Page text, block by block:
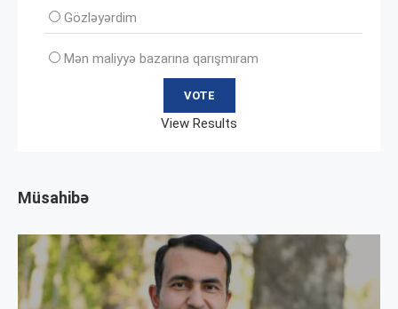
Gözləyərdim
Mən maliyyə bazarına qarışmıram
View Results
Müsahibə